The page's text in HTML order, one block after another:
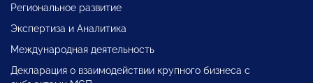
Региональное развитие
Экспертиза и Аналитика
Международная деятельность
Декларация о взаимодействии крупного бизнеса с